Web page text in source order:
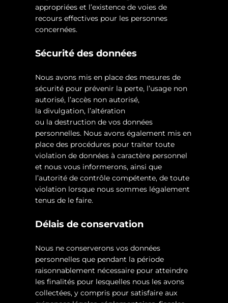
appropriées et l’existence de voies de
recours effectives pour les personnes
concernées.
Sécurité des données
Nous avons mis en place des mesures de
sécurité pour prévenir la perte, l’usage non
autorisé, l’accès non autorisé,
la divulgation, l’altération
ou la destruction de vos données
personnelles. Nous avons également mis en
place des procédures pour traiter toute
violation de données à caractère personnel
et nous vous informerons, ainsi que
l’autorité de contrôle compétente, de toute
violation lorsque nous sommes légalement
tenus de le faire.
Délais de conservation
Nous ne conserverons vos données
personnelles que pendant la période
raisonnablement nécessaire pour atteindre
les finalités pour lesquelles nous les avons
collectées, y compris pour satisfaire aux